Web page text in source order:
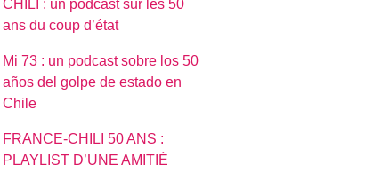
CHILI : un podcast sur les 50
ans du coup d’état
Mi 73 : un podcast sobre los 50
años del golpe de estado en
Chile
FRANCE-CHILI 50 ANS :
PLAYLIST D’UNE AMITIÉ